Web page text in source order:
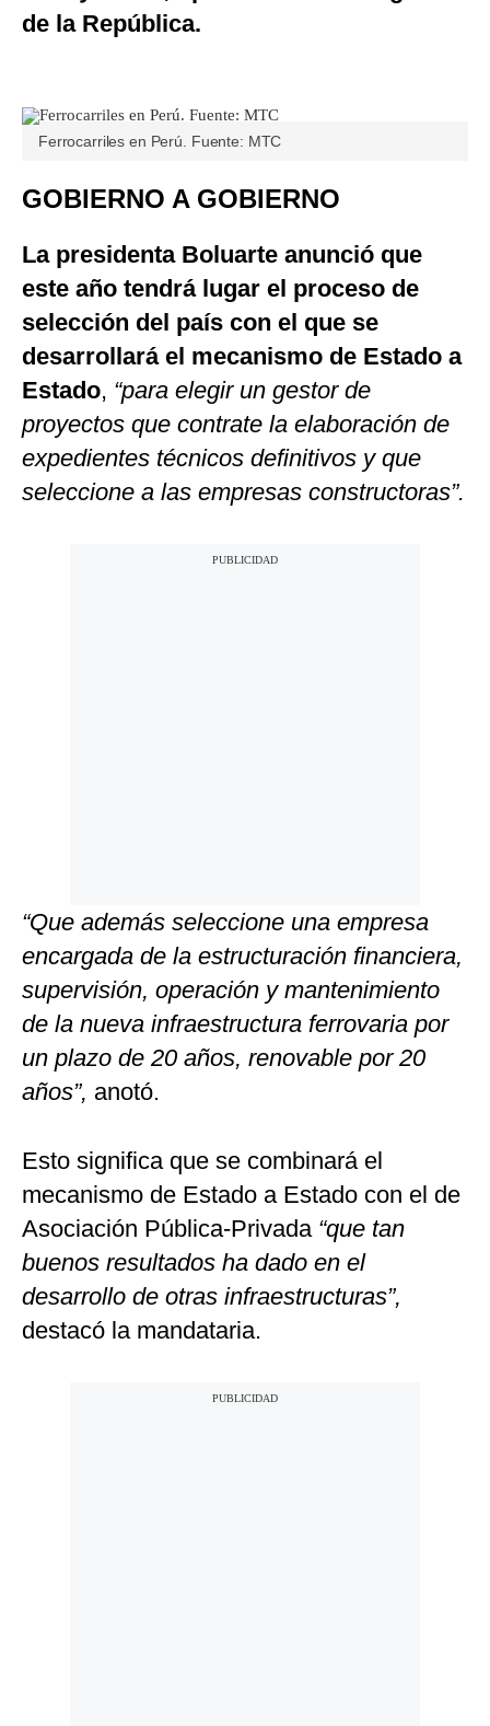
de la República.
Ferrocarriles en Perú. Fuente: MTC
GOBIERNO A GOBIERNO
La presidenta Boluarte anunció que
este año tendrá lugar el proceso de
selección del país con el que se
desarrollará el mecanismo de Estado a
Estado, “para elegir un gestor de
proyectos que contrate la elaboración de
expedientes técnicos definitivos y que
seleccione a las empresas constructoras”.
“Que además seleccione una empresa
encargada de la estructuración financiera,
supervisión, operación y mantenimiento
de la nueva infraestructura ferrovaria por
un plazo de 20 años, renovable por 20
años”, anotó.
Esto significa que se combinará el
mecanismo de Estado a Estado con el de
Asociación Pública-Privada “que tan
buenos resultados ha dado en el
desarrollo de otras infraestructuras”,
destacó la mandataria.